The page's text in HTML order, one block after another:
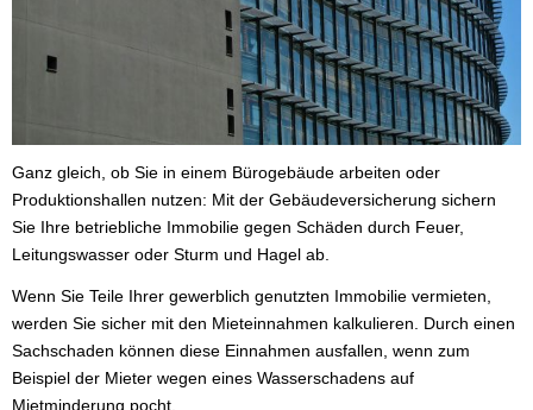
Ganz gleich, ob Sie in einem Bürogebäude arbeiten oder
Produktionshallen nutzen: Mit der Ge­bäude­ver­si­che­rung sichern
Sie Ihre betriebliche Immobilie gegen Schäden durch Feuer,
Leitungswasser oder Sturm und Hagel ab.
Wenn Sie Teile Ihrer gewerblich genutzten Immobilie vermieten,
werden Sie sicher mit den Mieteinnahmen kalkulieren. Durch einen
Sachschaden können diese Einnahmen ausfallen, wenn zum
Beispiel der Mieter wegen eines Wasserschadens auf
Mietminderung pocht.